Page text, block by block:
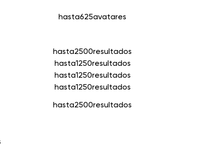
hasta625avatares
hasta2500resultados
hasta1250resultados
hasta1250resultados
hasta1250resultados
hasta2500resultados